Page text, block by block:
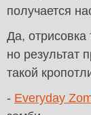
получается
Да, отрисовка
но результат
такой
- Everyday